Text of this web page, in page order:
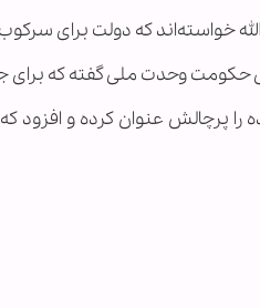
خواسته‌اند که دولت برای
حکومت وحدت ملی گفته که برای
را پرچالش عنوان کرده و افزود که